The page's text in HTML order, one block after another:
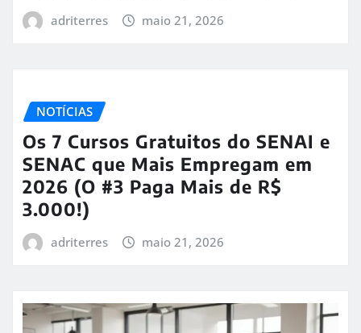
adriterres maio 21, 2026
NOTÍCIAS
Os 7 Cursos Gratuitos do SENAI e
SENAC que Mais Empregam em
2026 (O #3 Paga Mais de R$
3.000!)
adriterres maio 21, 2026